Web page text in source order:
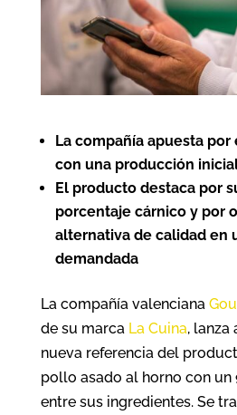
La compañía apuesta
con una producción
El producto destaca por
porcentaje cárnico y por
alternativa de calidad en
demandada
La compañía valenciana
de su marca La Cuina, lanza
nueva referencia del
pollo asado al horno con un
entre sus ingredientes. Se